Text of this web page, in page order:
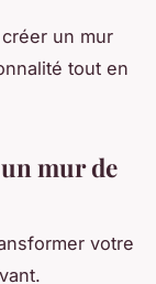
un mur
tout en
mur de
votre